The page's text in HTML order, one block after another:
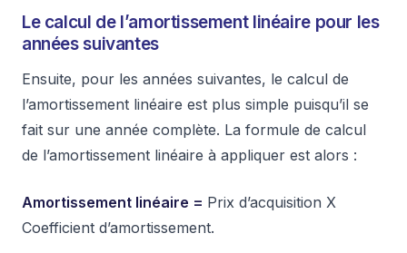
Le calcul de l’amortissement linéaire pour les
années suivantes
Ensuite, pour les années suivantes, le calcul de
l’amortissement linéaire est plus simple puisqu’il se
fait sur une année complète. La formule de calcul
de l’amortissement linéaire à appliquer est alors :
Amortissement linéaire = Prix d’acquisition X
Coefficient d’amortissement.